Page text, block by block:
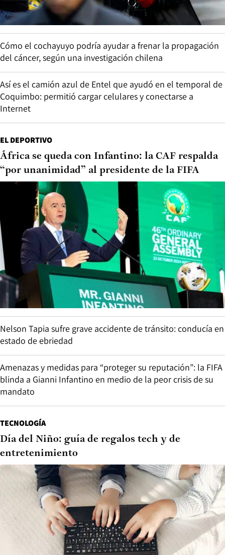
Cómo el cochayuyo podría ayudar a frenar la propagación
del cáncer, según una investigación chilena
Así es el camión azul de Entel que ayudó en el temporal de
Coquimbo: permitió cargar celulares y conectarse a
Internet
EL DEPORTIVO
África se queda con Infantino: la CAF respalda
“por unanimidad” al presidente de la FIFA
Nelson Tapia sufre grave accidente de tránsito: conducía en
estado de ebriedad
Amenazas y medidas para “proteger su reputación”: la FIFA
blinda a Gianni Infantino en medio de la peor crisis de su
mandato
TECNOLOGÍA
Día del Niño: guía de regalos tech y de
entretenimiento